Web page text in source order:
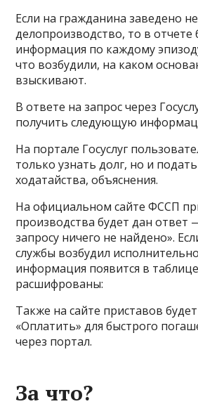
Если на гражданина заведено
делопроизводство, то в отчете
информация по каждому
что возбудили, на каком
взыскивают.
В ответе на запрос через
получить следующую
На портале Госуслуг
только узнать долг, но и
ходатайства, объяснения.
На официальном сайте ФССП
производства будет дан
запросу ничего не найдено».
службы возбудил
информация появится в
расшифрованы:
Также на сайте приставов
«Оплатить» для быстрого
через портал.
За что?